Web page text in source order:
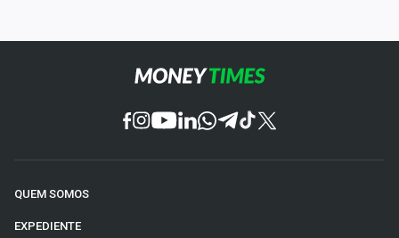
QUEM SOMOS
EXPEDIENTE